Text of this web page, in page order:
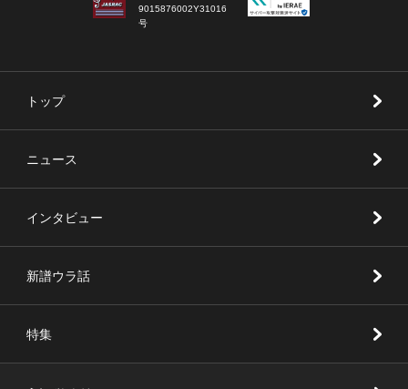
9015876002Y31016
号
トップ
ニュース
インタビュー
新譜ウラ話
特集